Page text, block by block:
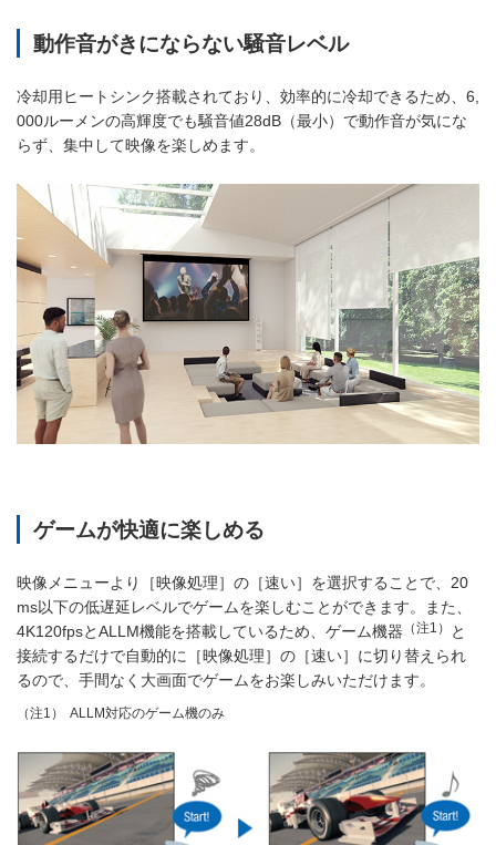
動作音がきにならない騒音レベル
冷却用ヒートシンク搭載されており、効率的に冷却できるため、6,
000ルーメンの高輝度でも騒音値28dB（最小）で動作音が気にな
らず、集中して映像を楽しめます。
ゲームが快適に楽しめる
映像メニューより［映像処理］の［速い］を選択することで、20
ms以下の低遅延レベルでゲームを楽しむことができます。また、
4K120fpsとALLM機能を搭載しているため、ゲーム機器 （注1）
と
接続するだけで自動的に［映像処理］の［速い］に切り替えられ
るので、手間なく大画面でゲームをお楽しみいただけます。
（注1） ALLM対応のゲーム機のみ